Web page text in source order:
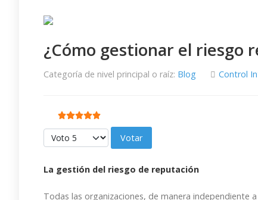
¿Cómo gestionar el riesgo
Categoría de nivel principal o raíz: Blog Control
Ratio:5/5
Por favor, vote
La gestión del riesgo de reputación
Todas las organizaciones, de manera independiente